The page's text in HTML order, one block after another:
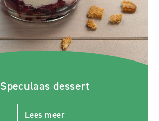
Speculaas dessert
Lees meer